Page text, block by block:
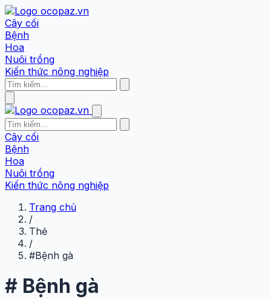
Cây cối
Bệnh
Hoa
Nuôi trồng
Kiến thức nông nghiệp
Cây cối
Bệnh
Hoa
Nuôi trồng
Kiến thức nông nghiệp
Trang chủ
/
Thẻ
/
#Bệnh gà
# Bệnh gà